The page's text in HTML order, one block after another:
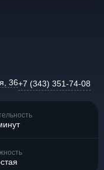
36+7 (343) 351-74-08